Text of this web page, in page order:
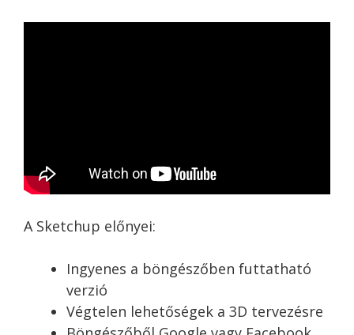
A Sketchup előnyei:
Ingyenes a böngészőben futtatható
verzió
Végtelen lehetőségek a 3D tervezésre